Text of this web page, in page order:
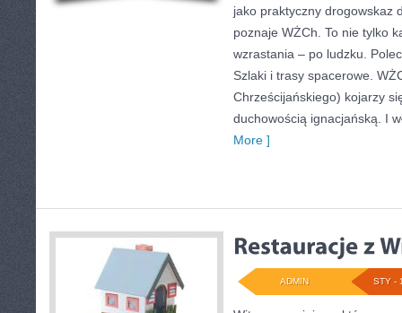
jako praktyczny drogowskaz
poznaje WŻCh. To nie tylko
wzrastania – po ludzku.
Szlaki i trasy spacerowe.
Chrześcijańskiego) kojarzy
duchowością ignacjańską. I
More ]
STY -
ADMIN